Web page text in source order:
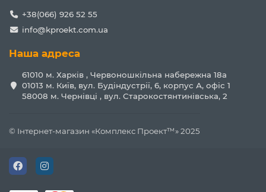
+38(066) 926 52 55
info@kproekt.com.ua
Наша адреса
61010 м. Харків , Червоношкільна набережна 18а
01013 м. Київ, вул. Будіндустрії, 6, корпус А, офіс 1
58008 м. Чернівці , вул. Старокостянтинівська, 2
© Інтернет-магазин «Комплекс Проект™» 2025